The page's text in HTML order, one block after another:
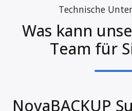
Technische
Was kann
Team für
NovaBACKUP